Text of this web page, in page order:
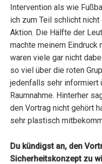
Intervention als wie
ich zum Teil schlicht
Aktion. Die Hälfte der
machte meinem
waren viele gar nicht
so viel über die roten
jedenfalls sehr informiert
Raumnahme. Hinterher
den Vortrag nicht gehört
sehr plastisch
Du kündigst an, den
Sicherheitskonzept zu